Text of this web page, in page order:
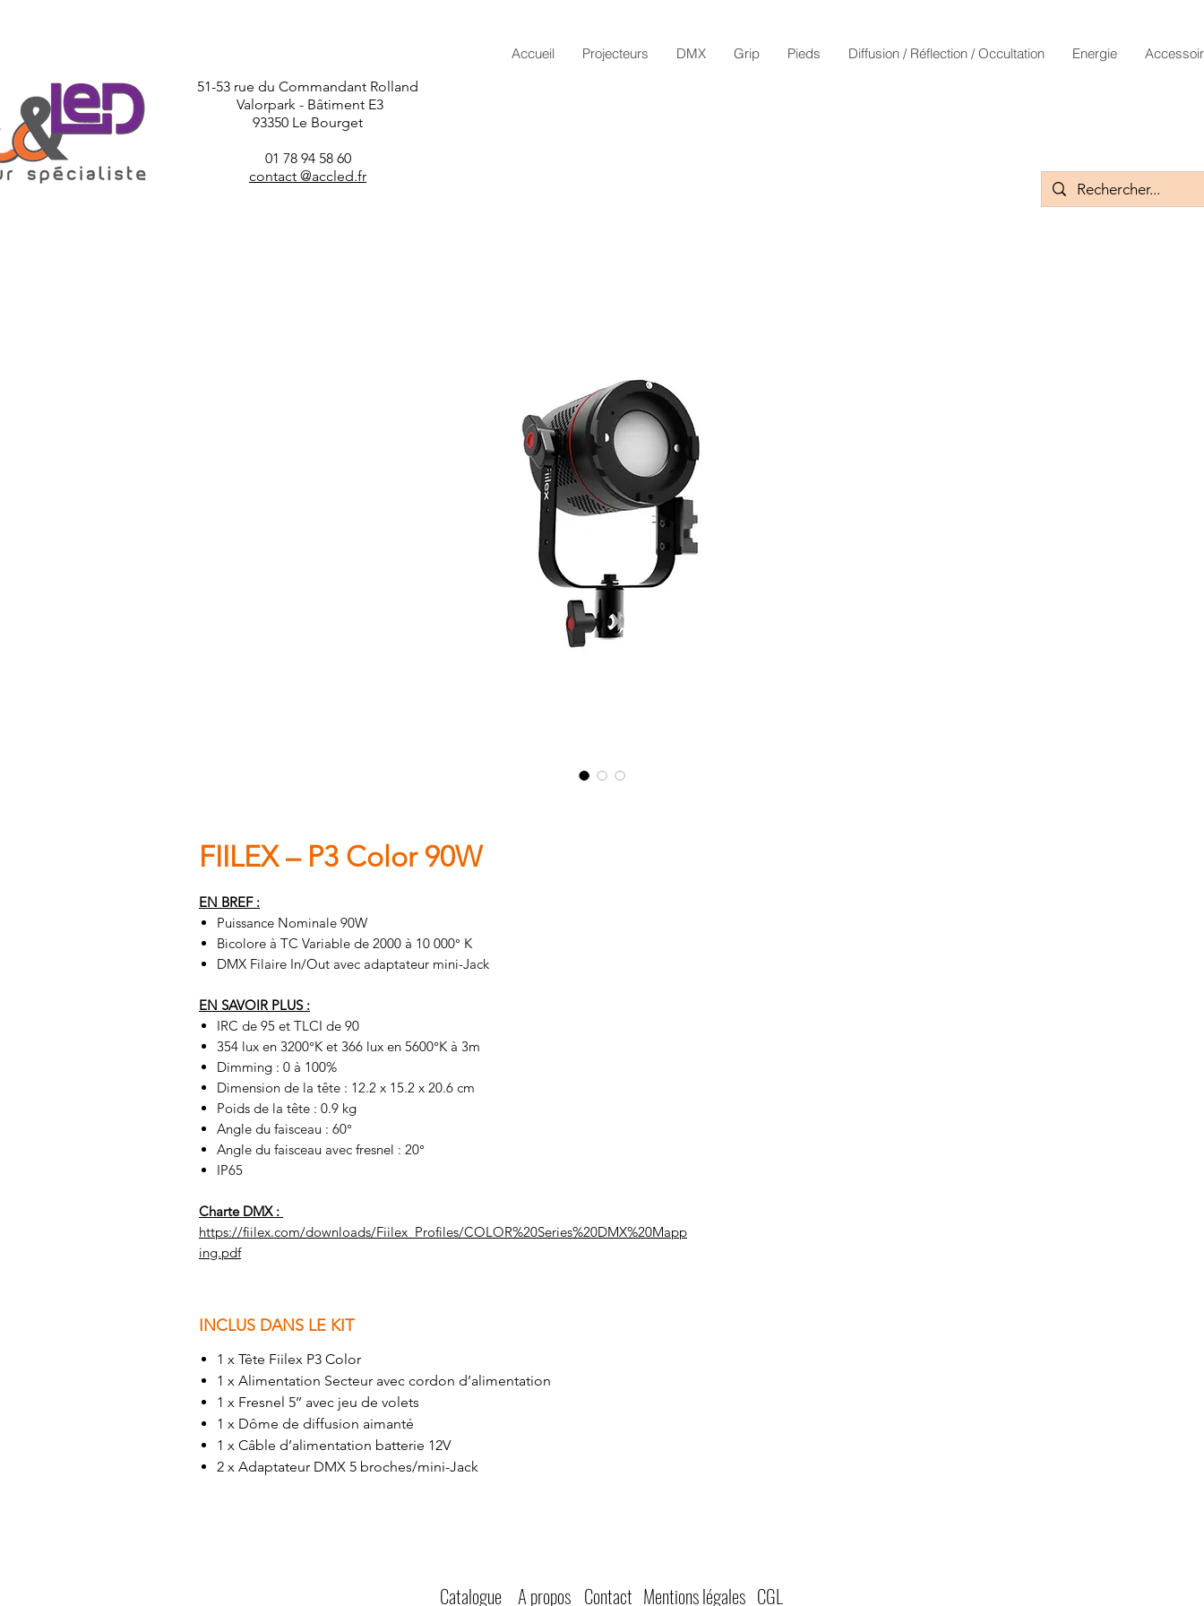
51-53 rue du Commandant Rolland
Valorpark - Bâtiment E3
93350 Le Bourget
01 78 94 58 60
contact @accled.fr
Accueil Projecteurs DMX Grip Pieds Diffusion / Réflection / Occultation Energie
FIILEX – P3 Color 90W
EN BREF :
Puissance Nominale 90W
Bicolore à TC Variable de 2000 à 10 000° K
DMX Filaire In/Out avec adaptateur mini-Jack
EN SAVOIR PLUS :
IRC de 95 et TLCI de 90
354 lux en 3200°K et 366 lux en 5600°K à 3m
Dimming : 0 à 100%
Dimension de la tête : 12.2 x 15.2 x 20.6 cm
Poids de la tête : 0.9 kg
Angle du faisceau : 60°
Angle du faisceau avec fresnel : 20°
IP65
Charte DMX :
https://fiilex.com/downloads/Fiilex_Profiles/COLOR%20Series%20DMX%20Mapp
ing.pdf
INCLUS DANS LE KIT
1 x Tête Fiilex P3 Color
1 x Alimentation Secteur avec cordon d’alimentation
1 x Fresnel 5’’ avec jeu de volets
1 x Dôme de diffusion aimanté
1 x Câble d’alimentation batterie 12V
2 x Adaptateur DMX 5 broches/mini-Jack
Catalogue A propos Contact Mentions légales CGL